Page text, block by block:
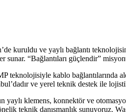
kuruldu ve yaylı bağlantı
sunar. “Bağlantıları güçlendir”
kablo bağlantılarında
ve yerel teknik destek ile
yaylı klemens, konnektör ve
teknik danışmanlık sunuyoruz.